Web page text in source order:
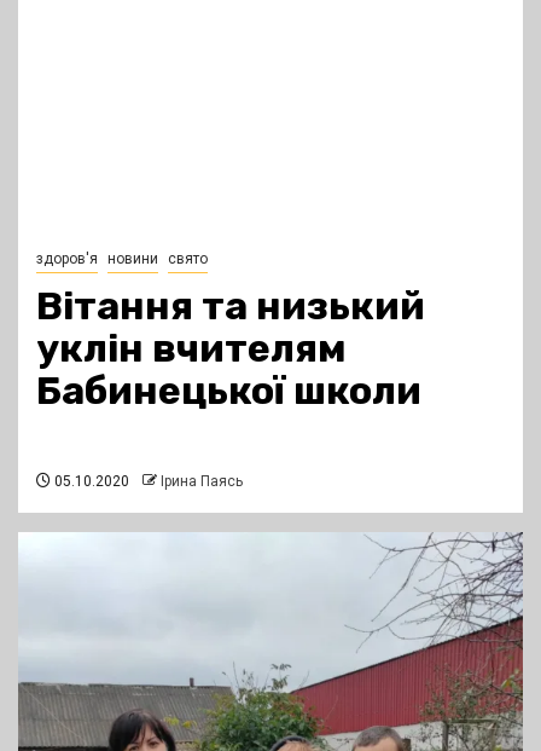
здоров'я новини свято
Вітання та низький
уклін вчителям
Бабинецької школи
05.10.2020 Ірина Паясь